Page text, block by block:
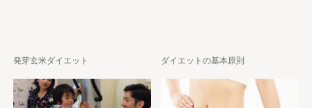
発芽玄米ダイエット ダイエットの基本原則